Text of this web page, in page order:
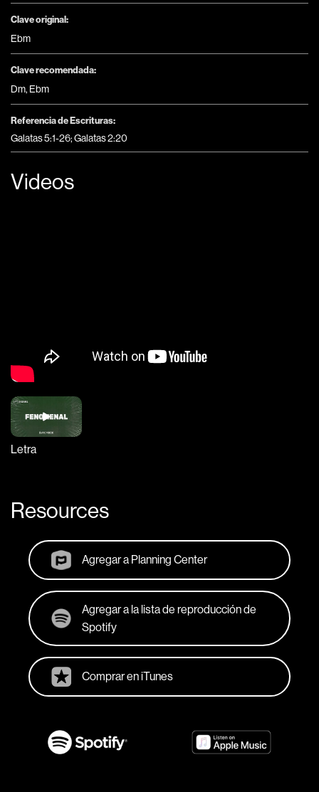
Clave original:
Ebm
Clave recomendada:
Dm, Ebm
Referencia de Escrituras:
Galatas 5:1-26; Galatas 2:20
Videos
Letra
Resources
Agregar a Planning Center
Agregar a la lista de reproducción de
Spotify
Comprar en iTunes